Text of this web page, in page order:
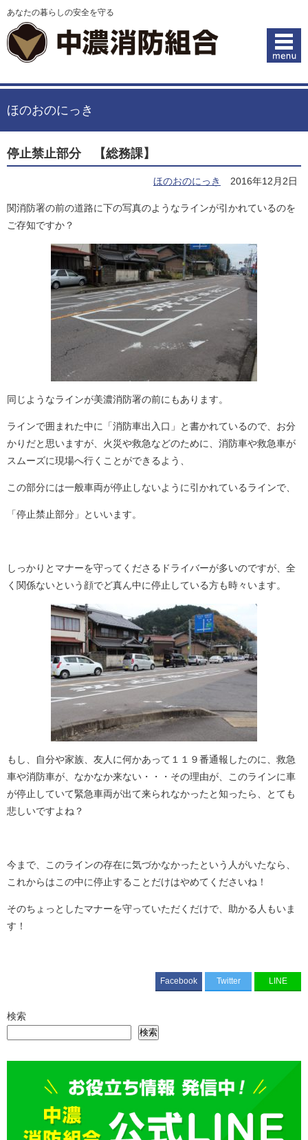
あなたの暮らしの安全を守る
ほのおのにっき
停止禁止部分 【総務課】
ほのおのにっき 2016年12月2日
関消防署の前の道路に下の写真のようなラインが引かれているのを
ご存知ですか？
同じようなラインが美濃消防署の前にもあります。
ラインで囲まれた中に「消防車出入口」と書かれているので、お分
かりだと思いますが、火災や救急などのために、消防車や救急車が
スムーズに現場へ行くことができるよう、
この部分には一般車両が停止しないように引かれているラインで、
「停止禁止部分」といいます。
しっかりとマナーを守ってくださるドライバーが多いのですが、全
く関係ないという顔でど真ん中に停止している方も時々います。
もし、自分や家族、友人に何かあって１１９番通報したのに、救急
車や消防車が、なかなか来ない・・・その理由が、このラインに車
が停止していて緊急車両が出て来られなかったと知ったら、とても
悲しいですよね？
今まで、このラインの存在に気づかなかったという人がいたなら、
これからはこの中に停止することだけはやめてくださいね！
そのちょっとしたマナーを守っていただくだけで、助かる人もいま
す！
Facebook Twitter LINE
検索
検索